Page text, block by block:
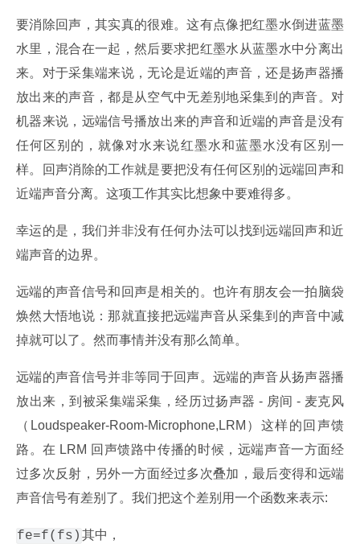
要消除回声，其实真的很难。这有点像把红墨水倒进蓝墨
水里，混合在一起，然后要求把红墨水从蓝墨水中分离出
来。对于采集端来说，无论是近端的声音，还是扬声器播
放出来的声音，都是从空气中无差别地采集到的声音。对
机器来说，远端信号播放出来的声音和近端的声音是没有
任何区别的，就像对水来说红墨水和蓝墨水没有区别一
样。回声消除的工作就是要把没有任何区别的远端回声和
近端声音分离。这项工作其实比想象中要难得多。
幸运的是，我们并非没有任何办法可以找到远端回声和近
端声音的边界。
远端的声音信号和回声是相关的。也许有朋友会一拍脑袋
焕然大悟地说：那就直接把远端声音从采集到的声音中减
掉就可以了。然而事情并没有那么简单。
远端的声音信号并非等同于回声。远端的声音从扬声器播
放出来，到被采集端采集，经历过扬声器 - 房间 - 麦克风
（Loudspeaker-Room-Microphone,LRM）这样的回声馈
路。在 LRM 回声馈路中传播的时候，远端声音一方面经
过多次反射，另外一方面经过多次叠加，最后变得和远端
声音信号有差别了。我们把这个差别用一个函数来表示:
fe=f(fs) 其中，